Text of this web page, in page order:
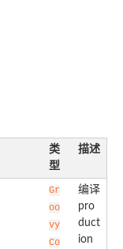
类
型
描述
Gr
oo
vy
Co
编译
pro
duct
ion